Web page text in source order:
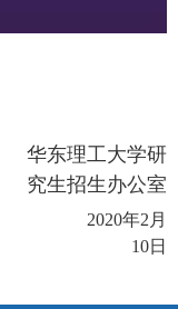
华东理工大学研
究生招生办公室
2020年2 月
10日